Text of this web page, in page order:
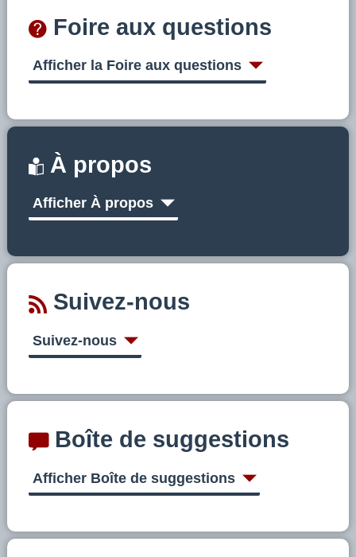
Foire aux questions
Afficher la Foire aux questions
À propos
Afficher À propos
Suivez-nous
Suivez-nous
Boîte de suggestions
Afficher Boîte de suggestions